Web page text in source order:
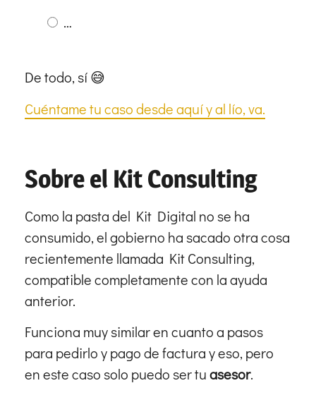
…
De todo, sí 😅
Cuéntame tu caso desde aquí y al lío, va.
Sobre el Kit Consulting
Como la pasta del Kit Digital no se ha
consumido, el gobierno ha sacado otra cosa
recientemente llamada Kit Consulting,
compatible completamente con la ayuda
anterior.
Funciona muy similar en cuanto a pasos
para pedirlo y pago de factura y eso, pero
en este caso solo puedo ser tuasesor.